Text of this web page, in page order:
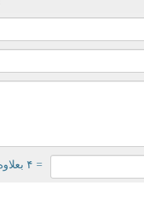
= ۴ بعلاوه ۲